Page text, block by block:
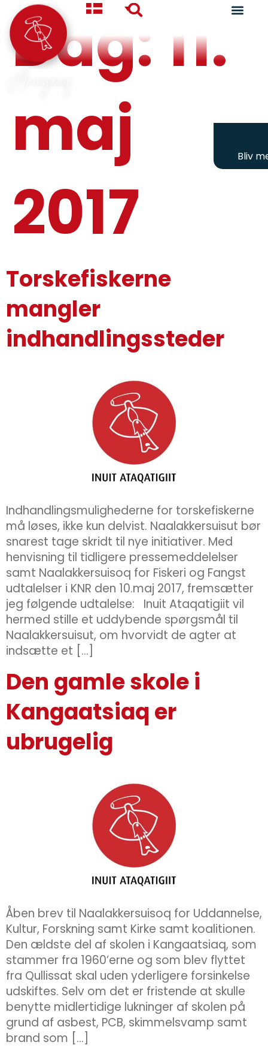
Bliv
Dag: 11.
maj
2017
Torskefiskerne
mangler
indhandlingssteder
Indhandlingsmulighederne for torskefiskerne
må løses, ikke kun delvist. Naalakkersuisut bør
snarest tage skridt til nye initiativer. Med
henvisning til tidligere pressemeddelelser
samt Naalakkersuisoq for Fiskeri og Fangst
udtalelser i KNR den 10.maj 2017, fremsætter
jeg følgende udtalelse: Inuit Ataqatigiit vil
hermed stille et uddybende spørgsmål til
Naalakkersuisut, om hvorvidt de agter at
indsætte et […]
Den gamle skole i
Kangaatsiaq er
ubrugelig
Åben brev til Naalakkersuisoq for Uddannelse,
Kultur, Forskning samt Kirke samt koalitionen.
Den ældste del af skolen i Kangaatsiaq, som
stammer fra 1960’erne og som blev flyttet
fra Qullissat skal uden yderligere forsinkelse
udskiftes. Selv om det er fristende at skulle
benytte midlertidige lukninger af skolen på
grund af asbest, PCB, skimmelsvamp samt
brand som […]